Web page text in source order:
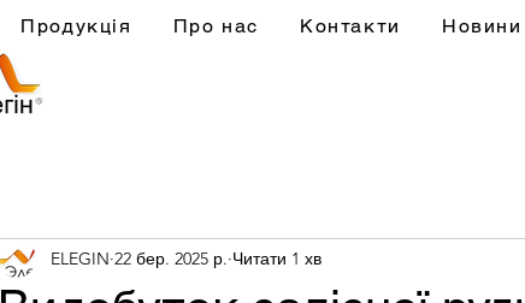
Продукція Про нас Контакти Новини
ELEGIN 22 бер. 2025 р. Читати 1 хв